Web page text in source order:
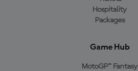
Hospitality
Packages
Game Hub
MotoGP™ Fantasy